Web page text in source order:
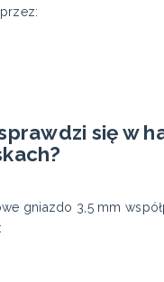
się w
gniazdo 3,5 mm